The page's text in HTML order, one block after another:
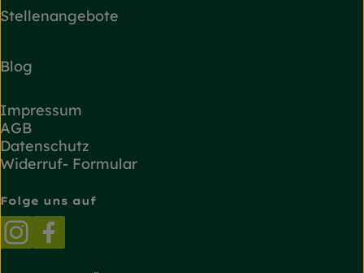
Stellenangebote
Blog
Impressum
AGB
Datenschutz
Widerruf- Formular
Folge uns auf
Externer Link zu https://